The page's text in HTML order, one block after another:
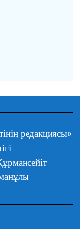
редакциясы»